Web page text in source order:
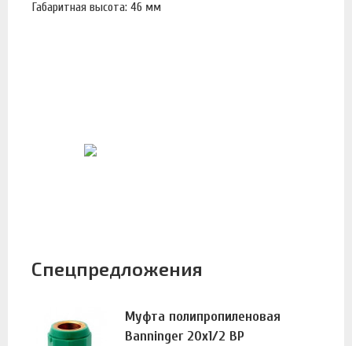
Габаритная высота: 46 мм
Спецпредложения
Муфта полипропиленовая
Banninger 20х1/2 ВР